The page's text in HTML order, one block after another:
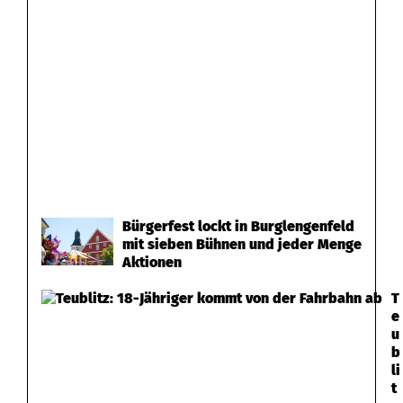
Bürgerfest lockt in Burglengenfeld
mit sieben Bühnen und jeder Menge
Aktionen
T
e
u
b
li
t